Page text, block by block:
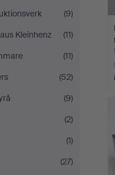
(9)
Kleinhenz
(11)
(11)
(52)
(9)
(2)
(1)
(27)